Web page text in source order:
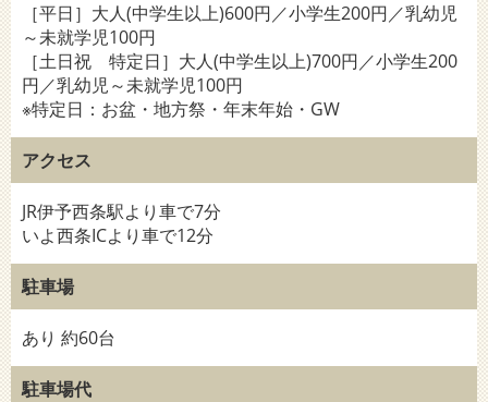
［平日］大人(中学生以上)600円／小学生200円／乳幼児
～未就学児100円
［土日祝 特定日］大人(中学生以上)700円／小学生200
円／乳幼児～未就学児100円
※特定日：お盆・地方祭・年末年始・GW
アクセス
JR伊予西条駅より車で7分
いよ西条ICより車で12分
駐車場
あり 約60台
駐車場代